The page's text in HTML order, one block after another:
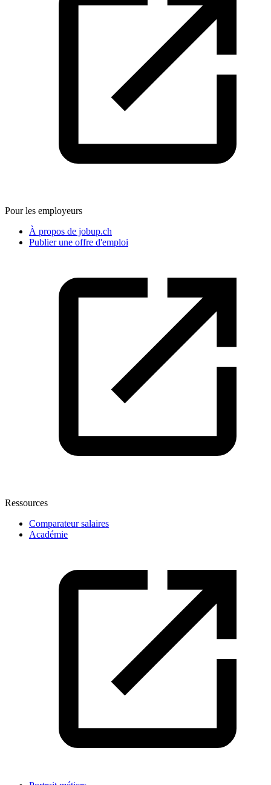
Pour les employeurs
À propos de jobup.ch
Publier une offre d'emploi
Ressources
Comparateur salaires
Académie